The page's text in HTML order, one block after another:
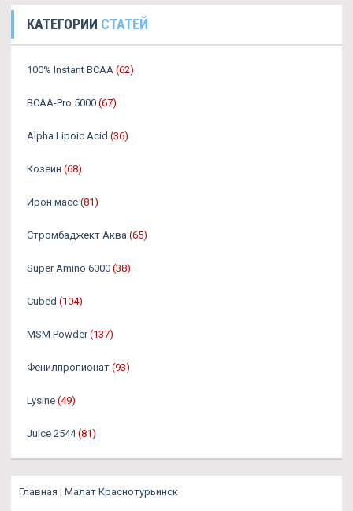
КАТЕГОРИИ СТАТЕЙ
100% Instant BCAA (62)
BCAA-Pro 5000 (67)
Alpha Lipoic Acid (36)
Козеин (68)
Ирон масс (81)
Стромбаджект Аква (65)
Super Amino 6000 (38)
Cubed (104)
MSM Powder (137)
Фенилпропионат (93)
Lysine (49)
Juice 2544 (81)
Главная | Малат Краснотурьинск